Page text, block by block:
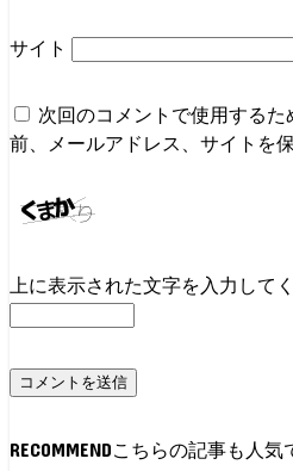
サイト
次回のコメントで使用する
前、メールアドレス、サイトを保
上に表示された文字を入力して
RECOMMEND